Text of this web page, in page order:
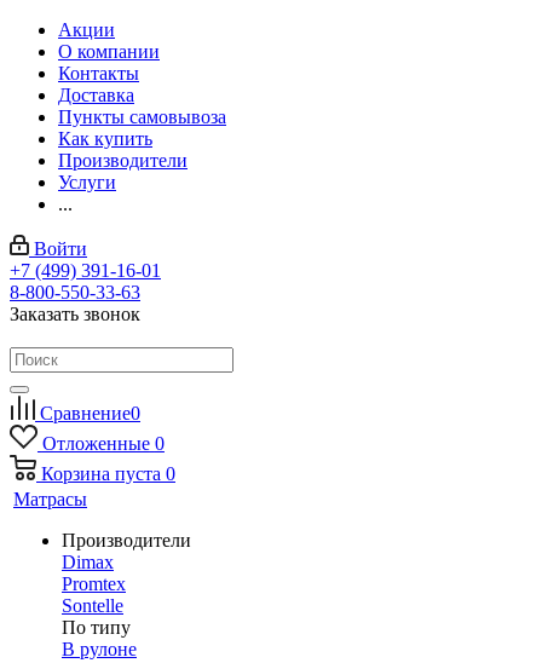
Акции
О компании
Контакты
Доставка
Пункты самовывоза
Как купить
Производители
Услуги
...
Войти
+7 (499) 391-16-01
8-800-550-33-63
Заказать звонок
Сравнение0
Отложенные 0
Корзина пуста 0
Матрасы
Производители
Dimax
Promtex
Sontelle
По типу
В рулоне